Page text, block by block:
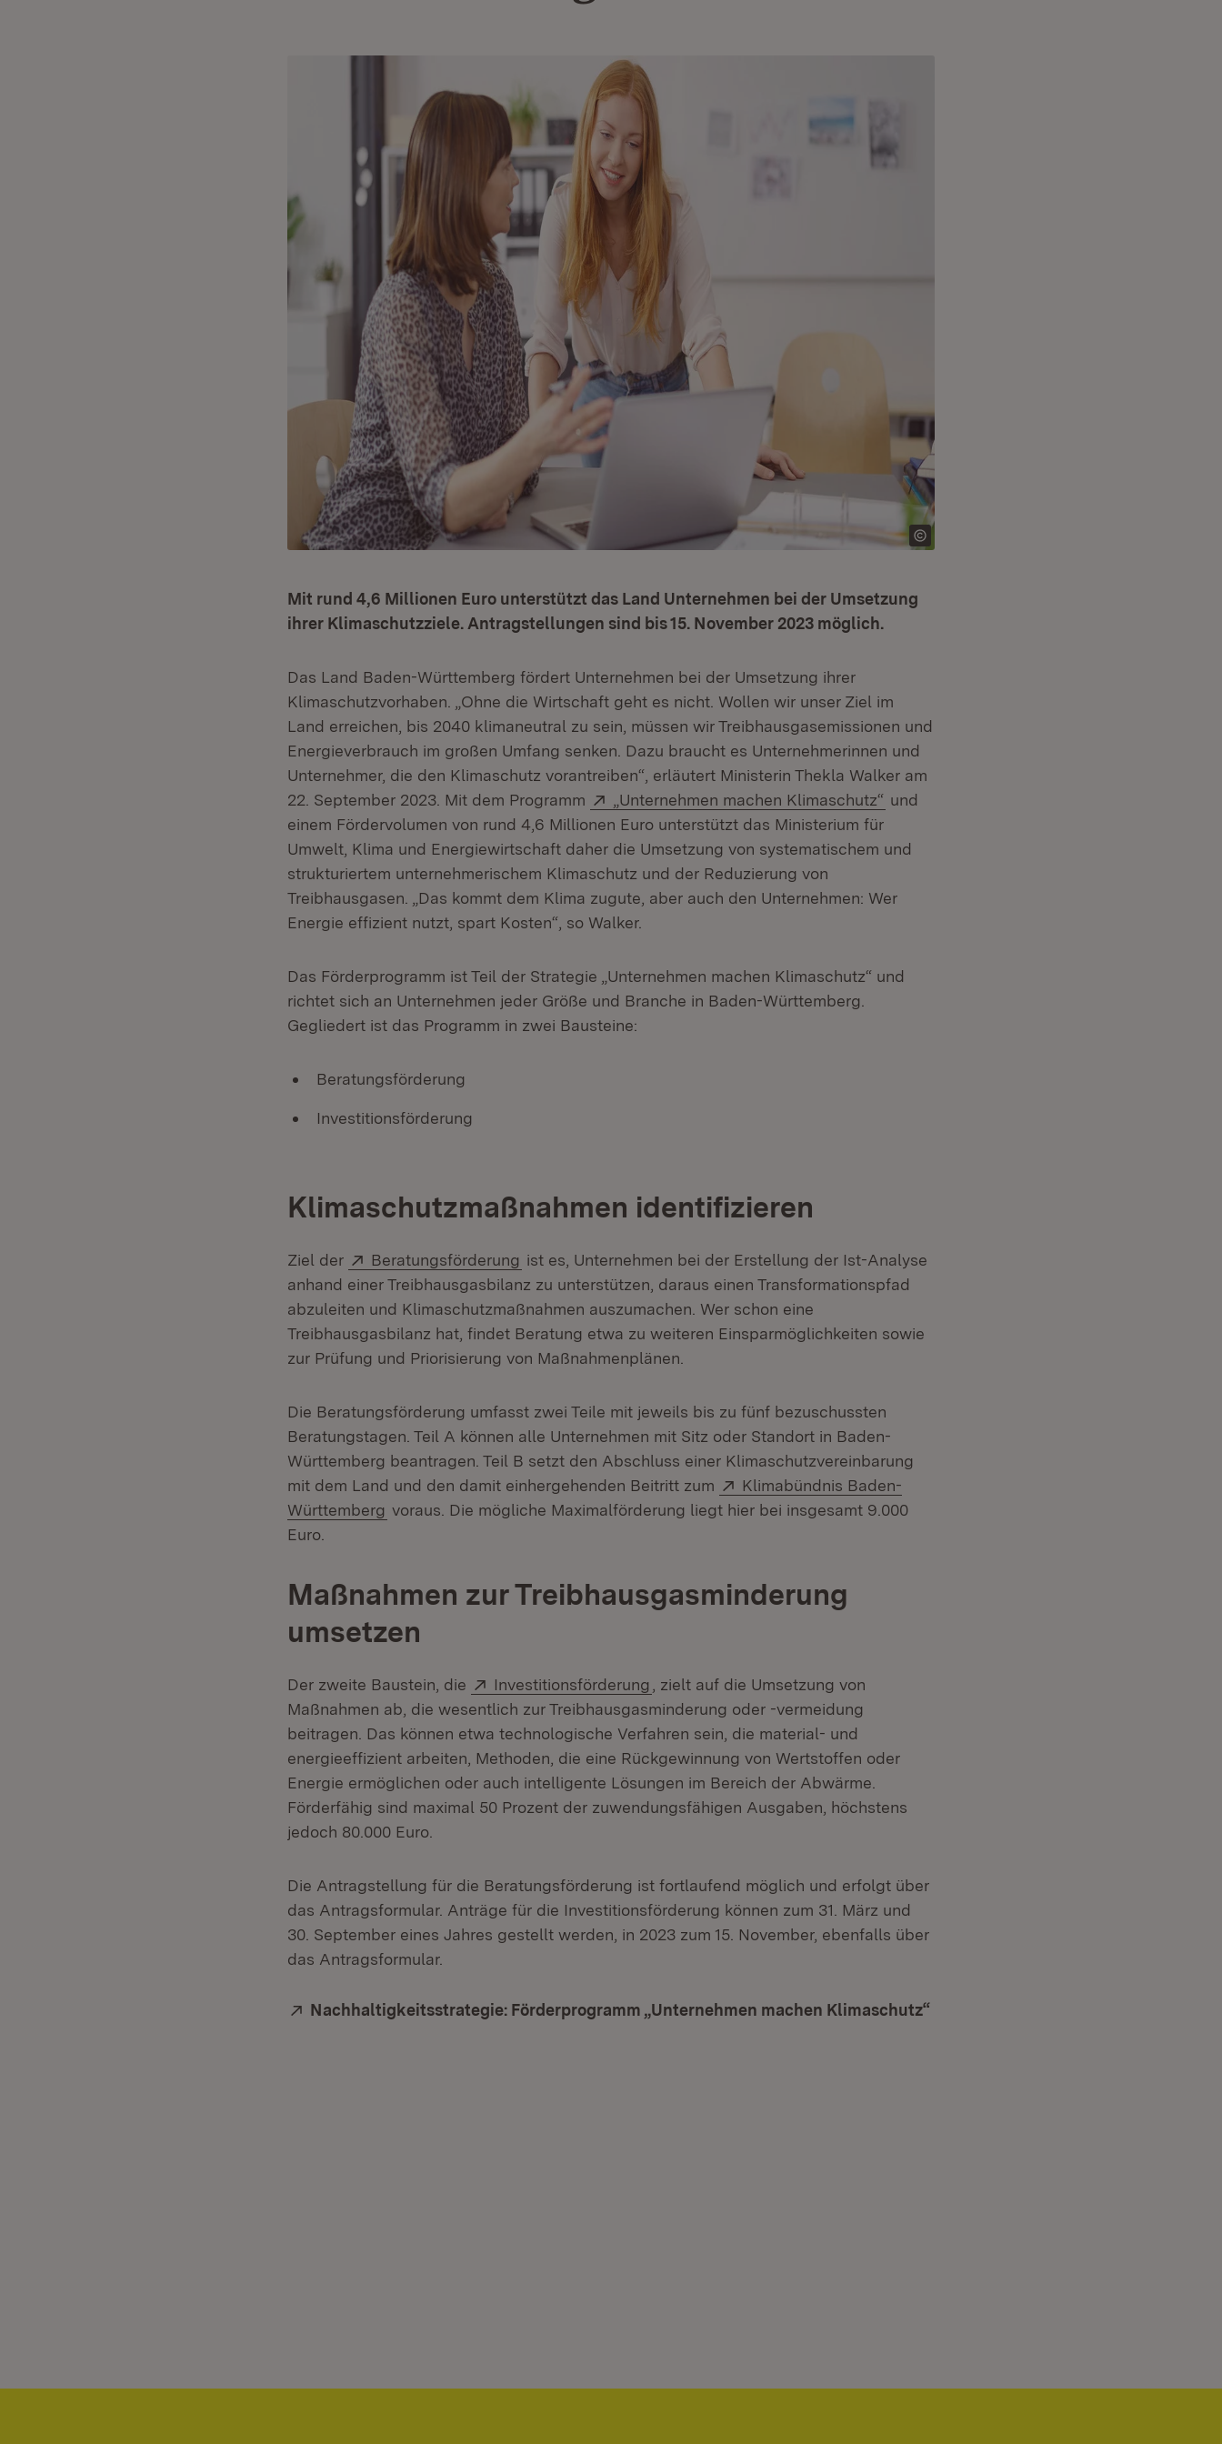
Mit rund 4,6 Millionen Euro unterstützt das Land Unternehmen bei der Umsetzung
ihrer Klimaschutzziele. Antragstellungen sind bis 15. November 2023 möglich.
Das Land Baden-Württemberg fördert Unternehmen bei der Umsetzung ihrer
Klimaschutzvorhaben. „Ohne die Wirtschaft geht es nicht. Wollen wir unser Ziel im
Land erreichen, bis 2040 klimaneutral zu sein, müssen wir Treibhausgasemissionen und
Energieverbrauch im großen Umfang senken. Dazu braucht es Unternehmerinnen und
Unternehmer, die den Klimaschutz vorantreiben“, erläutert Ministerin Thekla Walker am
22. September 2023. Mit dem Programm
Extern:
„Unternehmen machen Klimaschutz“ (Öffnet in neuem Fenster)
und
einem Fördervolumen von rund 4,6 Millionen Euro unterstützt das Ministerium für
Umwelt, Klima und Energiewirtschaft daher die Umsetzung von systematischem und
strukturiertem unternehmerischem Klimaschutz und der Reduzierung von
Treibhausgasen. „Das kommt dem Klima zugute, aber auch den Unternehmen: Wer
Energie effizient nutzt, spart Kosten“, so Walker.
Das Förderprogramm ist Teil der Strategie „Unternehmen machen Klimaschutz“ und
richtet sich an Unternehmen jeder Größe und Branche in Baden-Württemberg.
Gegliedert ist das Programm in zwei Bausteine:
Beratungsförderung
Investitionsförderung
Klimaschutzmaßnahmen identifizieren
Ziel der Extern:
Beratungsförderung (Öffnet in neuem Fenster)
ist es, Unternehmen bei der Erstellung der Ist-Analyse
anhand einer Treibhausgasbilanz zu unterstützen, daraus einen Trans­formationspfad
abzuleiten und Klimaschutzmaßnahmen auszumachen. Wer schon eine
Treibhausgasbilanz hat, findet Beratung etwa zu weiteren Einspar­möglichkeiten sowie
zur Prüfung und Priorisierung von Maßnahmenplänen.
Die Beratungsförderung umfasst zwei Teile mit jeweils bis zu fünf bezuschussten
Beratungstagen. Teil A können alle Unternehmen mit Sitz oder Standort in Baden-
Württemberg beantragen. Teil B setzt den Abschluss einer Klimaschutzvereinbarung
mit dem Land und den damit einhergehenden Beitritt zum
Extern:
Klimabündnis Baden-
Württemberg (Öffnet in neuem Fenster)
voraus. Die mögliche Maximalförderung liegt hier bei insgesamt 9.000
Euro.
Maßnahmen zur Treibhausgasminderung
umsetzen
Der zweite Baustein, die Extern:
Investitionsförderung (Öffnet in neuem Fenster)
, zielt auf die Umsetzung von
Maßnahmen ab, die wesentlich zur Treibhausgasminderung oder -vermeidung
beitragen. Das können etwa technologische Verfahren sein, die material- und
energieeffizient arbeiten, Methoden, die eine Rückgewinnung von Wertstoffen oder
Energie ermöglichen oder auch intelligente Lösungen im Bereich der Abwärme.
Förderfähig sind maximal 50 Prozent der zuwendungsfähigen Ausgaben, höchstens
jedoch 80.000 Euro.
Die Antragstellung für die Beratungsförderung ist fortlaufend möglich und erfolgt über
das Antragsformular. Anträge für die Investitionsförderung können zum 31. März und
30. September eines Jahres gestellt werden, in 2023 zum 15. November, ebenfalls über
das Antragsformular.
Extern:
Nachhaltigkeitsstrategie: Förderprogramm „Unternehmen machen Klimaschutz“